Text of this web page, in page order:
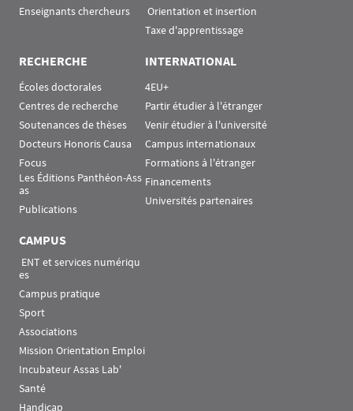
Enseignants chercheurs
Orientation et insertion
Taxe d'apprentissage
RECHERCHE
Écoles doctorales
Centres de recherche
Soutenances de thèses
Docteurs Honoris Causa
Focus
Les Éditions Panthéon-Ass
as
Publications
INTERNATIONAL
4EU+
Partir étudier à l'étranger
Venir étudier à l'université
Campus internationaux
Formations à l'étranger
Financements
Universités partenaires
CAMPUS
es
Campus pratique
Sport
Associations
Mission Orientation Emploi
Incubateur Assas Lab'
Santé
Handicap